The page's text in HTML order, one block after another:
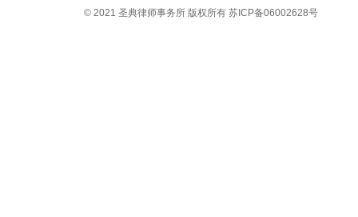
© 2021 圣典律师事务所 版权所有 苏ICP备06002628号